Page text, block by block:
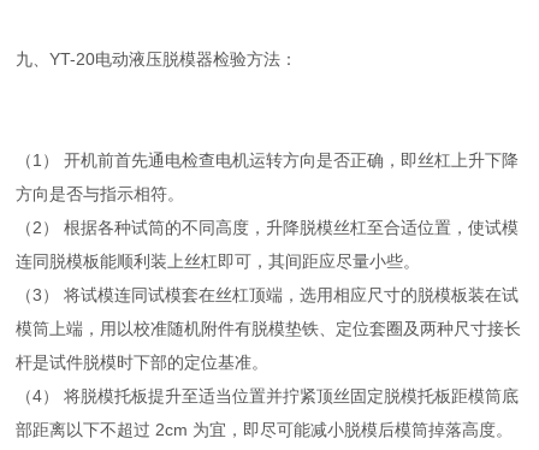
九、YT-20电动液压脱模器检验方法：
（1） 开机前首先通电检查电机运转方向是否正确，即丝杠上升下降
方向是否与指示相符。
（2） 根据各种试筒的不同高度，升降脱模丝杠至合适位置，使试模
连同脱模板能顺利装上丝杠即可，其间距应尽量小些。
（3） 将试模连同试模套在丝杠顶端，选用相应尺寸的脱模板装在试
模筒上端，用以校准随机附件有脱模垫铁、定位套圈及两种尺寸接长
杆是试件脱模时下部的定位基准。
（4） 将脱模托板提升至适当位置并拧紧顶丝固定脱模托板距模筒底
部距离以下不超过 2cm 为宜，即尽可能减小脱模后模筒掉落高度。